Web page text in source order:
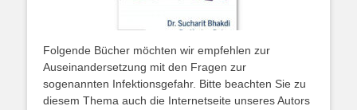
Folgende Bücher möchten wir empfehlen zur
Auseinandersetzung mit den Fragen zur
sogenannten Infektionsgefahr. Bitte beachten Sie zu
diesem Thema auch die Internetseite unseres Autors